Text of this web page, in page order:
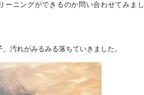
ーニングができるのか問い合わせてみまし
汚れがみるみる落ちていきました。